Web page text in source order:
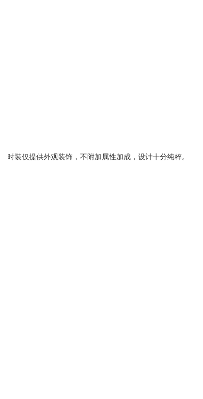
时装仅提供外观装饰，不附加属性加成，设计十分纯粹。